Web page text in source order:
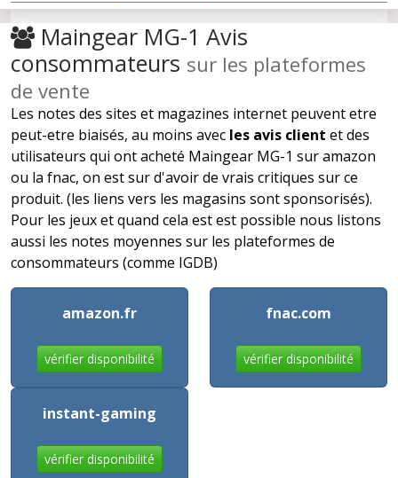
Maingear MG-1 Avis
consommateurs sur les plateformes
de vente
Les notes des sites et magazines internet peuvent etre
peut-etre biaisés, au moins avec les avis client et des
utilisateurs qui ont acheté Maingear MG-1 sur amazon
ou la fnac, on est sur d'avoir de vrais critiques sur ce
produit. (les liens vers les magasins sont sponsorisés).
Pour les jeux et quand cela est est possible nous listons
aussi les notes moyennes sur les plateformes de
consommateurs (comme IGDB)
amazon.fr
vérifier disponibilité
fnac.com
vérifier disponibilité
instant-gaming
vérifier disponibilité